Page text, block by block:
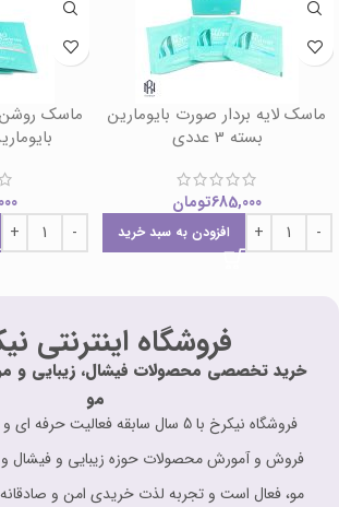
ماسک لایه بردار صورت بایومارین
بسته 3 عددی
685,000تومان
افزودن به سبد خرید
ماسک روشن
بایومارین
فروشگاه اینترنتی
خرید تخصصی محصولات فیشال، زیبایی و
مو
فروشگاه نیکرخ با 5 سال سابقه فعالیت
فروش و آمورش محصولات حوزه زیبایی و فیشال و
مو، فعال است و تجربه لذت خریدی امن و صادقانه